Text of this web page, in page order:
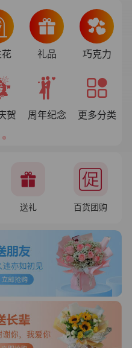
礼品 巧克力
贺 周年纪念 更多分类
送礼 百货团购